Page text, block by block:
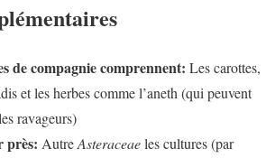
de compagnie comprennent: Les carottes,
et les herbes comme l’aneth (qui peuvent
ravageurs)
près: AutreAsteraceaeles cultures (par